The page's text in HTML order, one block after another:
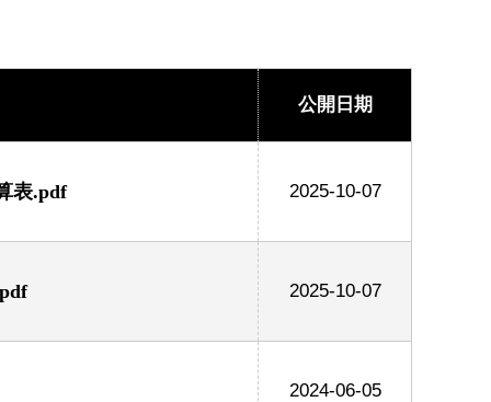
公開日期
表.pdf 2025-10-07
2025-10-07
2024-06-05